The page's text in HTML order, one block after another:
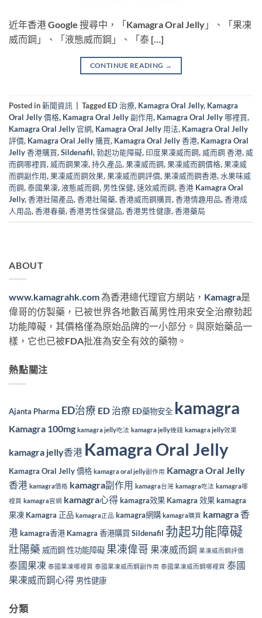
近年香港 Google 搜尋中，「Kamagra Oral Jelly」、「果凍
威而鋼」、「液態威而鋼」、「泰 […]
CONTINUE READING →
Posted in新聞資訊 Tagged ED 治療, Kamagra Oral Jelly, Kamagra
Oral Jelly 價格, Kamagra Oral Jelly 副作用, Kamagra Oral Jelly 哪裡買,
Kamagra Oral Jelly 官網, Kamagra Oral Jelly 用法, Kamagra Oral Jelly
評價, Kamagra Oral Jelly 購買, Kamagra Oral Jelly 香港, Kamagra Oral
Jelly 香港購買,Sildenafil,勃起功能障礙, 印度果凍威而鋼, 威而鋼 香港, 威
而鋼哪裡買, 威而鋼果凍,持久產品,果凍威而鋼,果凍威而鋼價格,果凍威
而鋼副作用,果凍威而鋼效果,果凍威而鋼評價,果凍威而鋼香港, 水果味威
而鋼,泰國果凍,液態威而鋼, 男性保健,速效威而鋼,香港 Kamagra Oral
Jelly,香港壯陽產品,香港壯陽藥,香港威而鋼購買,香港情趣用品,香港成
人用品,香港春藥,香港男性保健品,香港男性健康,香港藥局
ABOUT
www.kamagrahk.com為香港總代理官方網站， Kamagra是
偉哥的仿製藥，已被世界各地數百萬男性用來安全治療勃起
功能障礙，其價格僅為原始品牌的一小部分。與原始藥品一
樣，它也已被FDA批准為安全有效的藥物。
熱點關注
Ajanta Pharma ED治療 ED 治療 ED藥物安全 kamagra
Kamagra 100mg kamagra jelly吃法 kamagra jelly幾錢 kamagra jelly效果
kamagra jelly香港 Kamagra Oral Jelly
Kamagra Oral Jelly 價格 kamagra oral jelly副作用 Kamagra Oral Jelly
香港 kamagra價格 kamagra副作用 kamagra台灣 kamagra吃法 kamagra哪
裡買 kamagra官網 kamagra心得kamagra效果 Kamagra 效果kamagra
果凍 Kamagra 正品 kamagra正品 kamagra網購 kamagra購買 kamagra 香
港kamagra香港 Kamagra 香港購買 Sildenafil 勃起功能障礙
壯陽藥 威而鋼 性功能障礙 果凍偉哥 果凍威而鋼 果凍威而鋼評價
泰國果凍 泰國果凍哪裡買 泰國果凍威而鋼副作用 泰國果凍威而鋼哪裡買 泰國
果凍威而鋼心得 男性健康
分類